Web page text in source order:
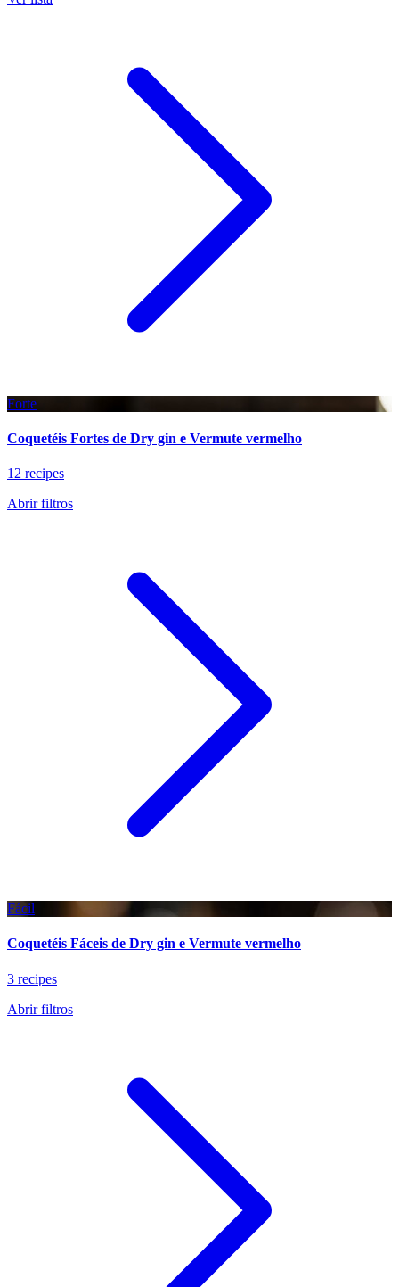
Forte
Coquetéis Fortes de Dry gin e Vermute vermelho
12 recipes
Abrir filtros
Fácil
Coquetéis Fáceis de Dry gin e Vermute vermelho
3 recipes
Abrir filtros